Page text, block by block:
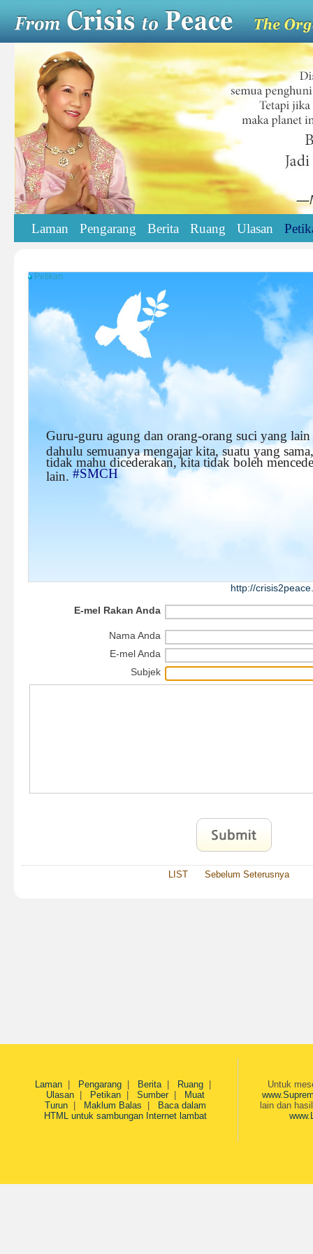
Laman Pengarang Berita Ruang Ulasan
Petikan
Guru-guru agung dan orang-orang suci yang lain
dahulu semuanya mengajar kita, suatu yang
tidak mahu dicederakan, kita tidak boleh
lain.
#SMCH
http://
E-mel Rakan Anda
Nama Anda
E-mel Anda
Subjek
LIST Sebelum Seterusnya
Laman| Pengarang| Berita| Ruang|
Ulasan
Petikan Sumber|
Muat
Turun
Maklum Balas
Baca dalam
HTML untuk sambungan Internet lambat
Untuk
lain dan